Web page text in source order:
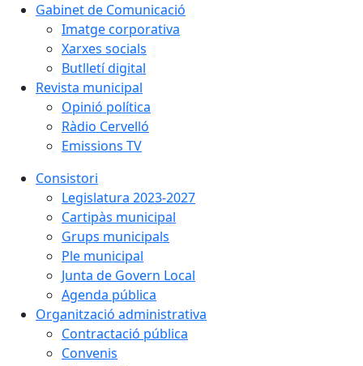
Gabinet de Comunicació
Imatge corporativa
Xarxes socials
Butlletí digital
Revista municipal
Opinió política
Ràdio Cervelló
Emissions TV
Consistori
Legislatura 2023-2027
Cartipàs municipal
Grups municipals
Ple municipal
Junta de Govern Local
Agenda pública
Organització administrativa
Contractació pública
Convenis